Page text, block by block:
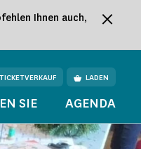
Ihnen auch,
TICKETVERKAUF LADEN
SIE AGENDA